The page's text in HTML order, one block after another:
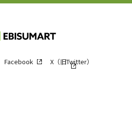
Facebook X（旧Twitter）